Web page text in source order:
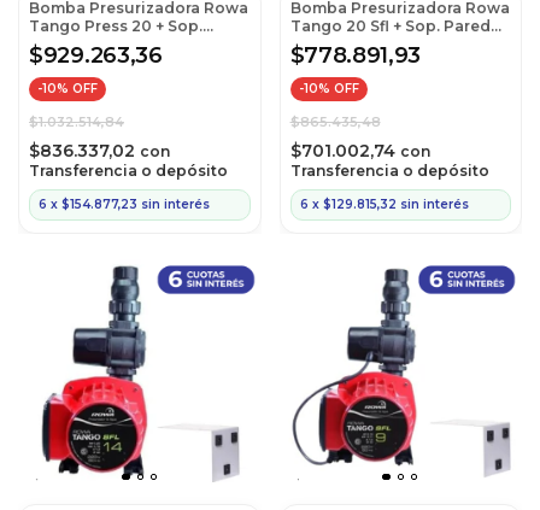
Bomba Presurizadora Rowa
Tango Press 20 + Sop.
Pared MQ
$929.263,36
-10% OFF
$1.032.514,84
$836.337,02 con
Transferencia o depósito
6 x $154.877,23 sin interés
Bomba Presurizadora Rowa
Tango 20 Sfl + Sop. Pared
MQ
$778.891,93
-10% OFF
$865.435,48
$701.002,74 con
Transferencia o depósito
6 x $129.815,32 sin interés